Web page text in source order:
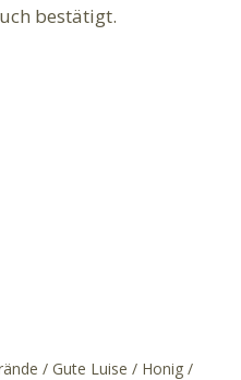
bestätigt.
Gute Luise
Honig